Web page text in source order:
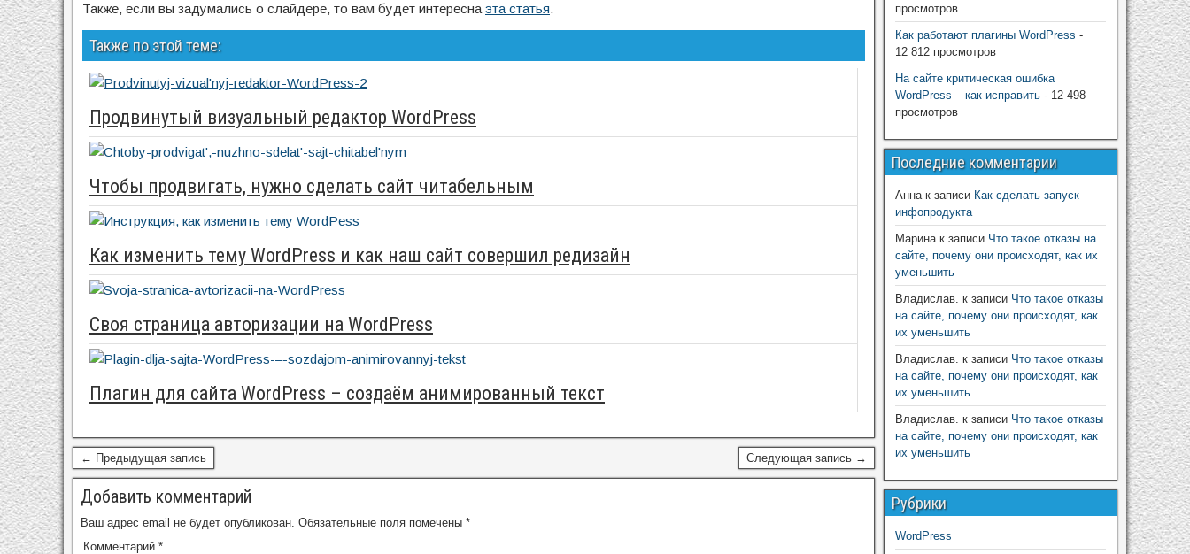
Также, если вы задумались о слайдере, то вам будет интересна эта статья.
Также по этой теме:
Продвинутый визуальный редактор WordPress
Чтобы продвигать, нужно сделать сайт читабельным
Как изменить тему WordPress и как наш сайт совершил редизайн
Своя страница авторизации на WordPress
Плагин для сайта WordPress – создаём анимированный текст
← Предыдущая запись Следующая запись →
Добавить комментарий
Ваш адрес email не будет опубликован. Обязательные поля помечены *
Комментарий *
просмотров
Как работают плагины WordPress -
12 812 просмотров
На сайте критическая ошибка
WordPress – как исправить - 12 498
просмотров
Последние комментарии
Аннак записи Как сделать запуск
инфопродукта
Маринак записи Что такое отказы на
сайте, почему они происходят, как их
уменьшить
Владислав. к записи Что такое отказы
на сайте, почему они происходят, как
их уменьшить
Владислав. к записи Что такое отказы
на сайте, почему они происходят, как
их уменьшить
Владислав. к записи Что такое отказы
на сайте, почему они происходят, как
их уменьшить
Рубрики
WordPress